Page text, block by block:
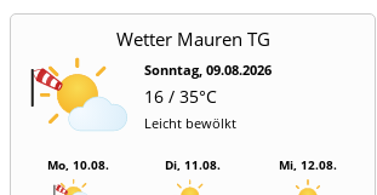
Wetter Mauren TG
Sonntag, 09.08.2026
16 / 35°C
Leicht bewölkt
Mo, 10.08. Di, 11.08. Mi, 12.08.